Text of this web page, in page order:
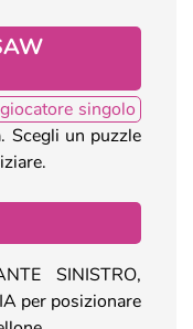
singolo
Scegli un puzzle
SINISTRO,
per posizionare